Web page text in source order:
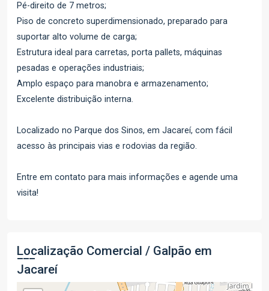
Pé-direito de 7 metros;
Piso de concreto superdimensionado, preparado para
suportar alto volume de carga;
Estrutura ideal para carretas, porta pallets, máquinas
pesadas e operações industriais;
Amplo espaço para manobra e armazenamento;
Excelente distribuição interna.
Localizado no Parque dos Sinos, em Jacareí, com fácil
acesso às principais vias e rodovias da região.
Entre em contato para mais informações e agende uma
visita!
Localização Comercial / Galpão em
Jacareí